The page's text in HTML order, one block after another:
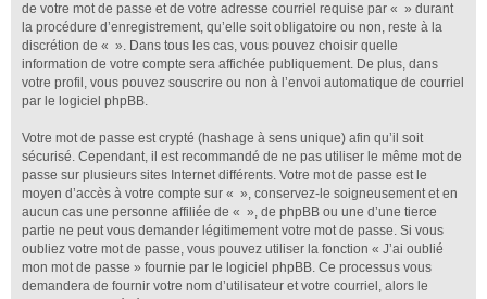
de votre mot de passe et de votre adresse courriel requise par « » durant
la procédure d’enregistrement, qu’elle soit obligatoire ou non, reste à la
discrétion de « ». Dans tous les cas, vous pouvez choisir quelle
information de votre compte sera affichée publiquement. De plus, dans
votre profil, vous pouvez souscrire ou non à l’envoi automatique de courriel
par le logiciel phpBB.
Votre mot de passe est crypté (hashage à sens unique) afin qu’il soit
sécurisé. Cependant, il est recommandé de ne pas utiliser le même mot de
passe sur plusieurs sites Internet différents. Votre mot de passe est le
moyen d’accès à votre compte sur « », conservez-le soigneusement et en
aucun cas une personne affiliée de « », de phpBB ou une d’une tierce
partie ne peut vous demander légitimement votre mot de passe. Si vous
oubliez votre mot de passe, vous pouvez utiliser la fonction « J’ai oublié
mon mot de passe » fournie par le logiciel phpBB. Ce processus vous
demandera de fournir votre nom d’utilisateur et votre courriel, alors le